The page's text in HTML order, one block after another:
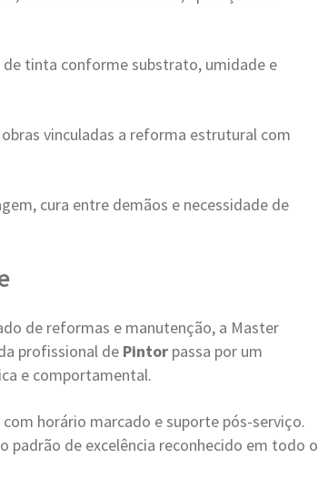
de tinta conforme substrato, umidade e
vinculadas a reforma estrutural com
cura entre demãos e necessidade de
de reformas e manutenção, a Master
profissional de Pintor passa por um
e comportamental.
horário marcado e suporte pós-serviço.
padrão de excelência reconhecido em todo o